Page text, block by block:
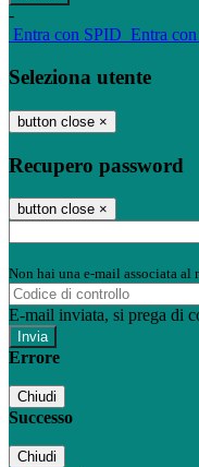
-
Entra con SPID Entra
Seleziona utente
button close ×
Recupero password
button close ×
Non hai una e-mail associata al
E-mail inviata, si prega di
Errore
Chiudi
Successo
Chiudi